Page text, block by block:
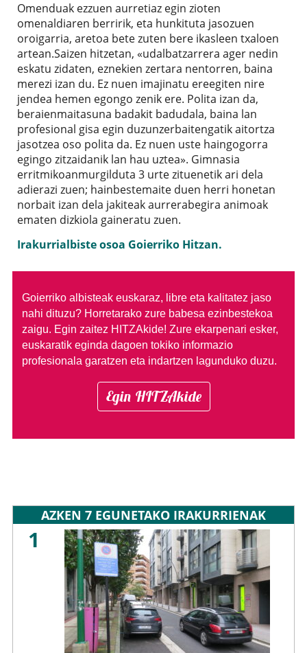
Omenduak ezzuen aurretiaz egin zioten
omenaldiaren berririk, eta hunkituta jasozuen
oroigarria, aretoa bete zuten bere ikasleen txaloen
artean.Saizen hitzetan, «udalbatzarrera ager nedin
eskatu zidaten, eznekien zertara nentorren, baina
merezi izan du. Ez nuen imajinatu ereegiten nire
jendea hemen egongo zenik ere. Polita izan da,
beraienmaitasuna badakit badudala, baina lan
profesional gisa egin duzunzerbaitengatik aitortza
jasotzea oso polita da. Ez nuen uste haingogorra
egingo zitzaidanik lan hau uztea». Gimnasia
erritmikoanmurgilduta 3 urte zituenetik ari dela
adierazi zuen; hainbestemaite duen herri honetan
norbait izan dela jakiteak aurrerabegira animoak
ematen dizkiola gaineratu zuen.
Irakurrialbiste osoa Goierriko Hitzan.
Goierriko albisteak euskaraz, libre eta kalitatez jaso
nahi dituzu? Horretarako zure babesa ezinbestekoa
zaigu. Egin zaitez HITZAkide! Zure ekarpenari esker,
euskaratik eginda dagoen tokiko informazio
profesionala garatzen eta indartzen lagunduko duzu.
Egin HITZAkide
AZKEN 7 EGUNETAKO IRAKURRIENAK
1